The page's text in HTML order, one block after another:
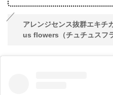
アレンジセンス抜群エキチ
us flowers（チュチュスフ